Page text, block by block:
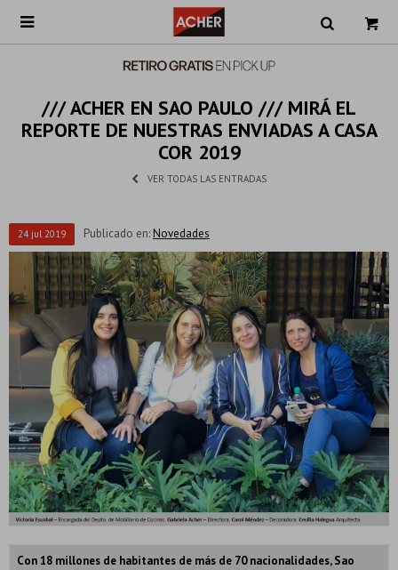

/// ACHER EN SAO PAULO /// MIRÁ EL
REPORTE DE NUESTRAS ENVIADAS A CASA
COR 2019
VER TODAS LAS ENTRADAS
24 jul 2019 Publicado en: Novedades
Con 18 millones de habitantes de más de 70 nacionalidades, Sao